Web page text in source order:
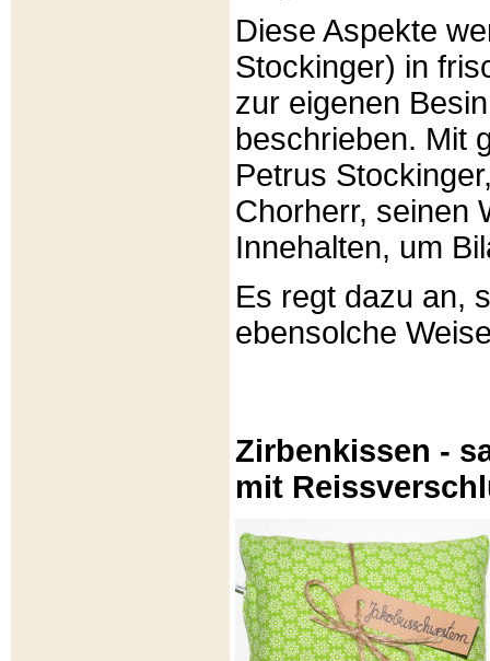
Diese Aspekte
Stockinger) in
zur eigenen
beschrieben. Mit
Petrus
Chorherr, seinen
Innehalten, um
Es regt dazu an,
ebensolche
Zirbenkissen -
mit